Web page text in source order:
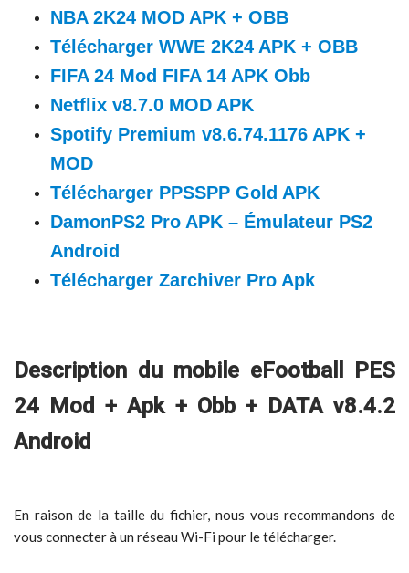
NBA 2K24 MOD APK + OBB
Télécharger WWE 2K24 APK + OBB
FIFA 24 Mod FIFA 14 APK Obb
Netflix v8.7.0 MOD APK
Spotify Premium v8.6.74.1176 APK +
MOD
Télécharger PPSSPP Gold APK
DamonPS2 Pro APK – Émulateur PS2
Android
Télécharger Zarchiver Pro Apk
Description du mobile eFootball PES
24 Mod + Apk + Obb + DATA v8.4.2
Android
En raison de la taille du fichier, nous vous recommandons de
vous connecter à un réseau Wi-Fi pour le télécharger.